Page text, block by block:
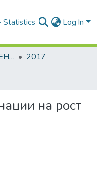
Statistics Log In
МАТЕРІАЛИ КОНФЕРЕНЦІЙ
2017
на рост